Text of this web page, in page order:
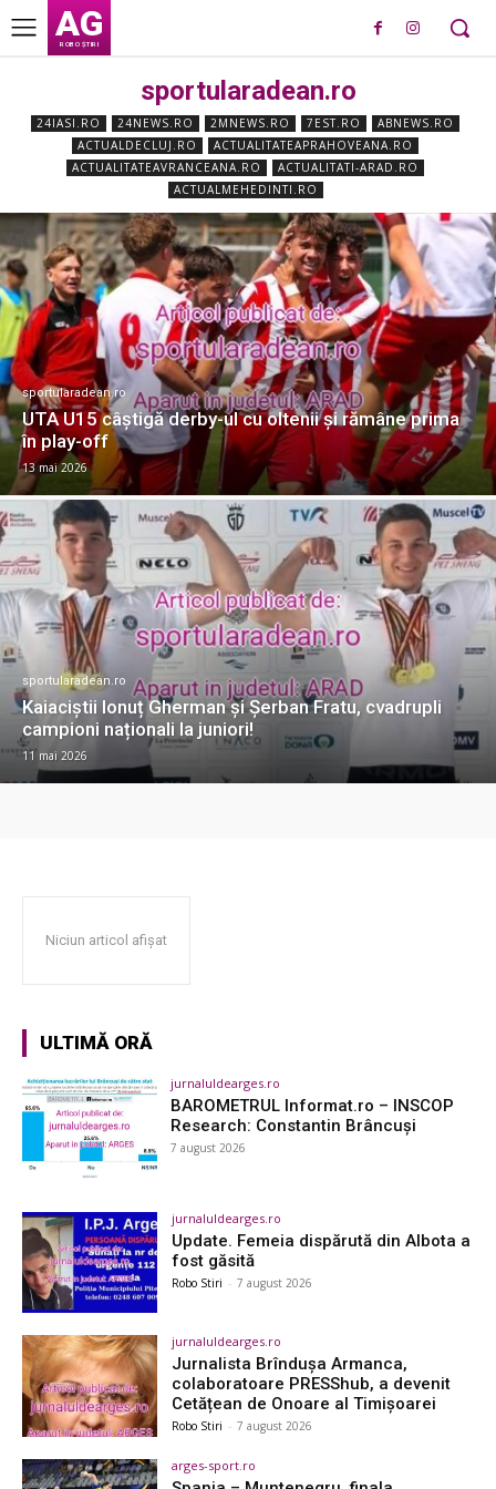
AG
ROBO ȘTIRI
sportularadean.ro
24IASI.RO 24NEWS.RO 2MNEWS.RO 7EST.RO
ABNEWS.RO
ACTUALDECLUJ.RO
ACTUALITATEAPRAHOVEANA.RO
ACTUALITATEAVRANCEANA.RO
ACTUALITATI-ARAD.RO
ACTUALMEHEDINTI.RO
sportularadean.ro
UTA U15 câștigă derby-ul cu oltenii și rămâne prima
în play-off
13 mai 2026
sportularadean.ro
Kaiaciștii Ionuț Gherman și Șerban Fratu, cvadrupli
campioni naționali la juniori!
11 mai 2026
Niciun articol afișat
ULTIMĂ ORĂ
jurnaluldearges.ro
BAROMETRUL Informat.ro – INSCOP
Research: Constantin Brâncuși
7 august 2026
jurnaluldearges.ro
Update. Femeia dispărută din Albota a
fost găsită
Robo Stiri - 7 august 2026
jurnaluldearges.ro
Jurnalista Brîndușa Armanca,
colaboratoare PRESShub, a devenit
Cetățean de Onoare al Timișoarei
Robo Stiri - 7 august 2026
arges-sport.ro